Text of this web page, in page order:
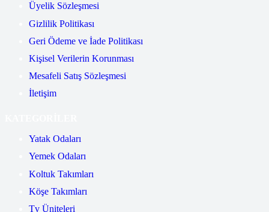
Üyelik Sözleşmesi
Gizlilik Politikası
Geri Ödeme ve İade Politikası
Kişisel Verilerin Korunması
Mesafeli Satış Sözleşmesi
İletişim
Yatak Odaları
Yemek Odaları
Koltuk Takımları
Köşe Takımları
Tv Üniteleri